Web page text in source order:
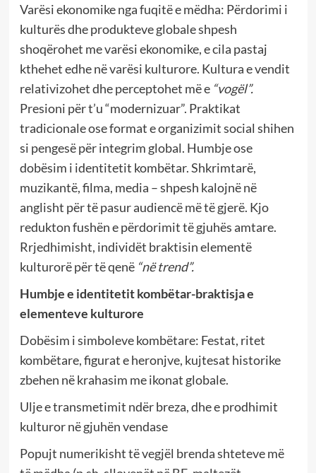
Varësi ekonomike nga fuqitë e mëdha: Përdorimi i
kulturës dhe produkteve globale shpesh
shoqërohet me varësi ekonomike, e cila pastaj
kthehet edhe në varësi kulturore. Kultura e vendit
relativizohet dhe perceptohet më e “vogël”.
Presioni për t’u “modernizuar”. Praktikat
tradicionale ose format e organizimit social shihen
si pengesë për integrim global. Humbje ose
dobësim i identitetit kombëtar. Shkrimtarë,
muzikantë, filma, media – shpesh kalojnë në
anglisht për të pasur audiencë më të gjerë. Kjo
redukton fushën e përdorimit të gjuhës amtare.
Rrjedhimisht, individët braktisin elementë
kulturorë për të qenë “në trend”.
Humbje e identitetit kombëtar-braktisja e
elementeve kulturore
Dobësim i simboleve kombëtare: Festat, ritet
kombëtare, figurat e heronjve, kujtesat historike
zbehen në krahasim me ikonat globale.
Ulje e transmetimit ndër breza, dhe e prodhimit
kulturor në gjuhën vendase
Popujt numerikisht të vegjël brenda shteteve më